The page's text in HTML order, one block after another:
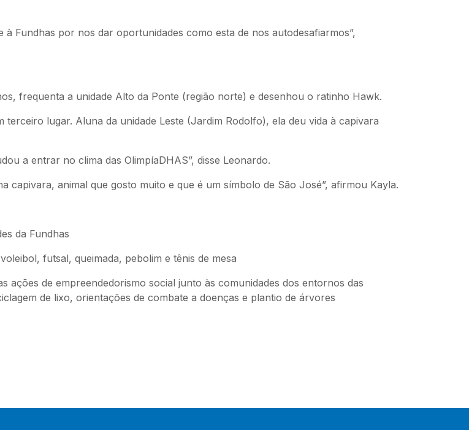
Fundhas por nos dar oportunidades como esta de nos autodesafiarmos”,
frequenta a unidade Alto da Ponte (região norte) e desenhou o ratinho Hawk.
lugar. Aluna da unidade Leste (Jardim Rodolfo), ela deu vida à capivara
a entrar no clima das OlimpíaDHAS”, disse Leonardo.
capivara, animal que gosto muito e que é um símbolo de São José”, afirmou Kayla.
da Fundhas
futsal, queimada, pebolim e tênis de mesa
ações de empreendedorismo social junto às comunidades dos entornos das
de lixo, orientações de combate a doenças e plantio de árvores